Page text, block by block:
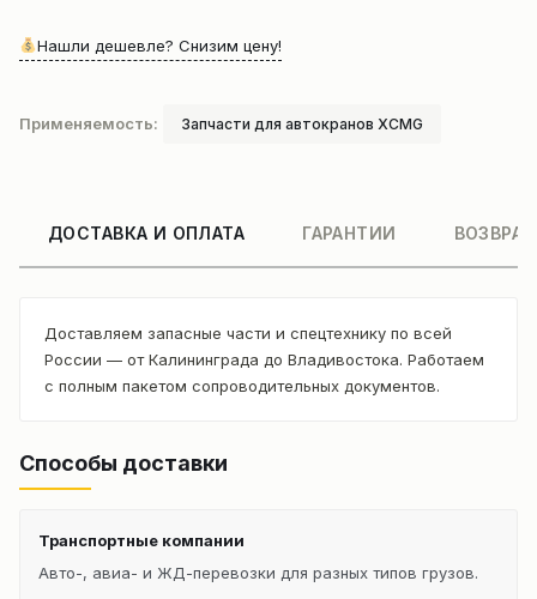
Нашли дешевле? Снизим цену!
Применяемость: Запчасти для автокранов XCMG
ДОСТАВКА И ОПЛАТА ГАРАНТИИ
Доставляем запасные части и спецтехнику по всей
России — от Калининграда до Владивостока. Работаем
с полным пакетом сопроводительных документов.
Способы доставки
Транспортные компании
Авто-, авиа- и ЖД-перевозки для разных типов грузов.